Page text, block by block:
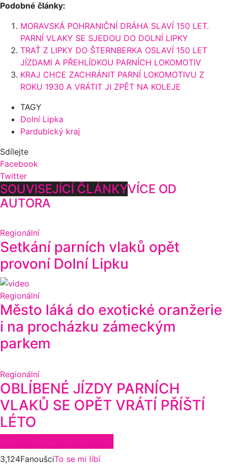
Podobné články:
MORAVSKÁ POHRANIČNÍ DRÁHA SLAVÍ 150 LET.
PARNÍ VLAKY SE SJEDOU DO DOLNÍ LIPKY
TRAŤ Z LIPKY DO ŠTERNBERKA OSLAVÍ 150 LET
JÍZDAMI A PŘEHLÍDKOU PARNÍCH LOKOMOTIV
KRAJ CHCE ZACHRÁNIT PARNÍ LOKOMOTIVU Z
ROKU 1930 A VRÁTIT JI ZPĚT NA KOLEJE
TAGY
Dolní Lipka
Pardubický kraj
Sdílejte
Facebook
Twitter
SOUVISEJÍCÍ ČLÁNKYVÍCE OD
AUTORA
Regionální
Setkání parních vlaků opět
provoní Dolní Lipku
Regionální
Město láká do exotické oranžerie
i na procházku zámeckým
parkem
Regionální
OBLÍBENÉ JÍZDY PARNÍCH
VLAKŮ SE OPĚT VRÁTÍ PŘÍŠTÍ
LÉTO
3,124FanoušciTo se mi líbí